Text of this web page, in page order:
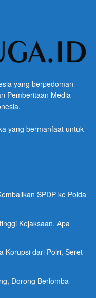
yang berpedoman
Pemberitaan Media
yang bermanfaat untuk
SPDP ke Polda
Kejaksaan, Apa
Korupsi dari Polri, Seret
Dorong Berlomba